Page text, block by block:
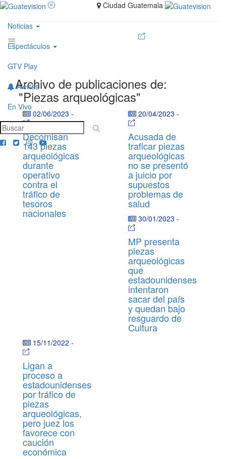
Noticias
Espectáculos
GTV Play
Alertas
En Vivo
Ciudad Guatemala
Archivo de publicaciones de:
"Piezas arqueológicas"
02/06/2023 -
Decomisan
143 piezas
arqueológicas
durante
operativo
contra el
tráfico de
tesoros
nacionales
20/04/2023 -
Acusada de
traficar piezas
arqueológicas
no se presentó
a juicio por
supuestos
problemas de
salud
30/01/2023 -
MP presenta
piezas
arqueológicas
que
estadounidenses
intentaron
sacar del país
y quedan bajo
resguardo de
Cultura
15/11/2022 -
Ligan a
proceso a
estadounidenses
por tráfico de
piezas
arqueológicas,
pero juez los
favorece con
caución
económica